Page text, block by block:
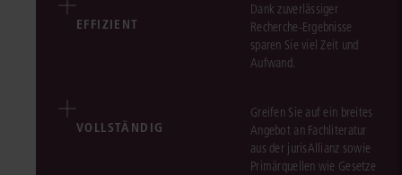
EFFIZIENT
Dank zuverlässiger
Recherche-Ergebnisse
sparen Sie viel Zeit und
Aufwand.
VOLLSTÄNDIG
Greifen Sie auf ein breites
Angebot an Fachliteratur
aus der jurisAllianz sowie
Primärquellen wie Gesetze